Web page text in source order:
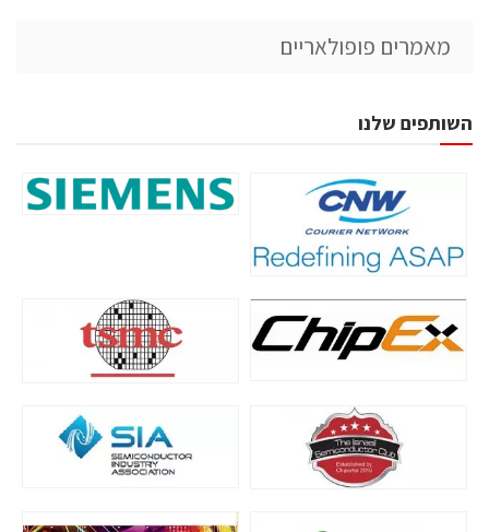
מאמרים פופולאריים
השותפים שלנו